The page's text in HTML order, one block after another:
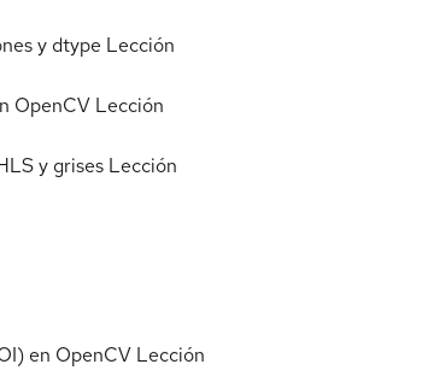
y dtype Lección
OpenCV Lección
y grises Lección
en OpenCV Lección